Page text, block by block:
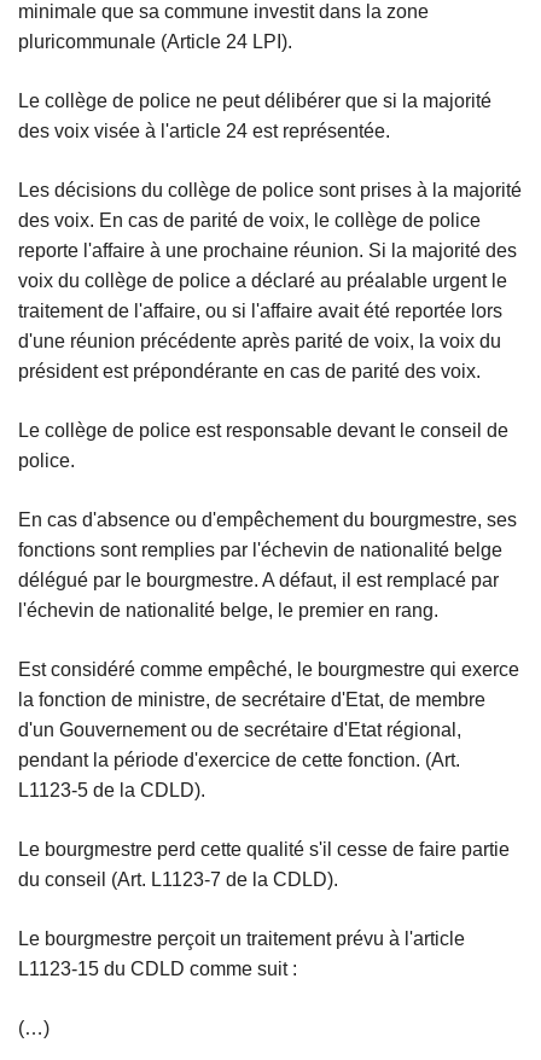
minimale que sa commune investit dans la zone
pluricommunale (Article 24 LPI).
Le collège de police ne peut délibérer que si la majorité
des voix visée à l'article 24 est représentée.
Les décisions du collège de police sont prises à la majorité
des voix. En cas de parité de voix, le collège de police
reporte l'affaire à une prochaine réunion. Si la majorité des
voix du collège de police a déclaré au préalable urgent le
traitement de l'affaire, ou si l'affaire avait été reportée lors
d'une réunion précédente après parité de voix, la voix du
président est prépondérante en cas de parité des voix.
Le collège de police est responsable devant le conseil de
police.
En cas d'absence ou d'empêchement du bourgmestre, ses
fonctions sont remplies par l'échevin de nationalité belge
délégué par le bourgmestre. A défaut, il est remplacé par
l'échevin de nationalité belge, le premier en rang.
Est considéré comme empêché, le bourgmestre qui exerce
la fonction de ministre, de secrétaire d'Etat, de membre
d'un Gouvernement ou de secrétaire d'Etat régional,
pendant la période d'exercice de cette fonction. (Art.
L1123-5 de la CDLD).
Le bourgmestre perd cette qualité s'il cesse de faire partie
du conseil (Art. L1123-7 de la CDLD).
Le bourgmestre perçoit un traitement prévu à l'article
L1123-15 du CDLD comme suit :
(…)